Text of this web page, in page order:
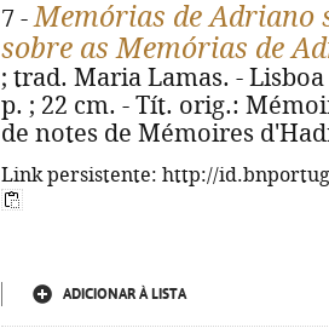
7 -Memórias de Adriano
sobre as Memórias de
; trad. Maria Lamas. -
p. ; 22 cm. - Tít. orig.:
de notes de Mémoires
Link persistente: http://
ADICIONAR À LISTA